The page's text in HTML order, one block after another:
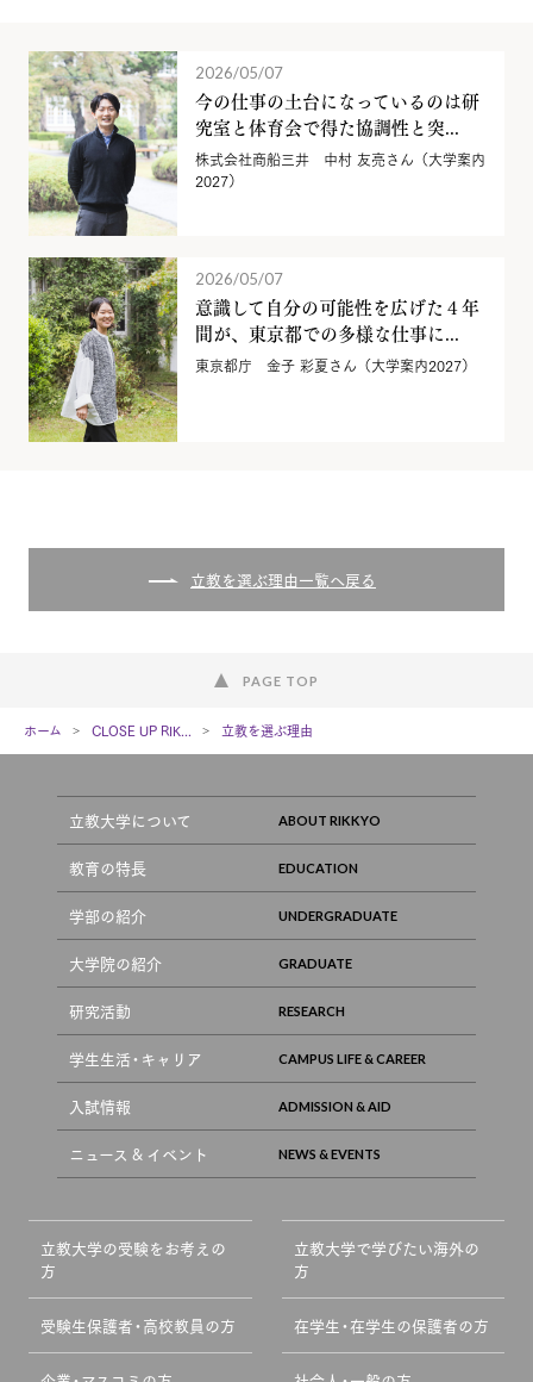
2026/05/07
今の仕事の土台になっているのは研
究室と体育会で得た協調性と突...
株式会社商船三井 中村 友亮さん（大学案内
2027）
2026/05/07
意識して自分の可能性を広げた４年
間が、東京都での多様な仕事に...
東京都庁 金子 彩夏さん（大学案内2027）
立教を選ぶ理由一覧へ戻る
PAGE TOP
ホーム CLOSE UP RIK... 立教を選ぶ理由
立教大学について
教育の特長
学部の紹介
大学院の紹介
研究活動
学生生活・キャリア
入試情報
ニュース & イベント
立教大学の受験をお考えの
方
立教大学で学びたい海外の
方
受験生保護者・高校教員の方 在学生・在学生の保護者の方